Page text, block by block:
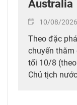
Australia
10/08/2026
Theo đặc
chuyến thăm
tối 10/8
Chủ tịch